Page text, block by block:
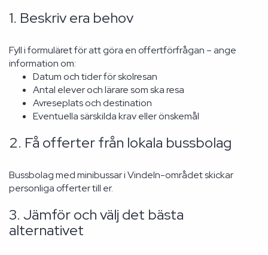
1. Beskriv era behov
Fyll i formuläret för att göra en offertförfrågan – ange
information om:
Datum och tider för skolresan
Antal elever och lärare som ska resa
Avreseplats och destination
Eventuella särskilda krav eller önskemål
2. Få offerter från lokala bussbolag
Bussbolag med minibussar i Vindeln-området skickar
personliga offerter till er.
3. Jämför och välj det bästa
alternativet